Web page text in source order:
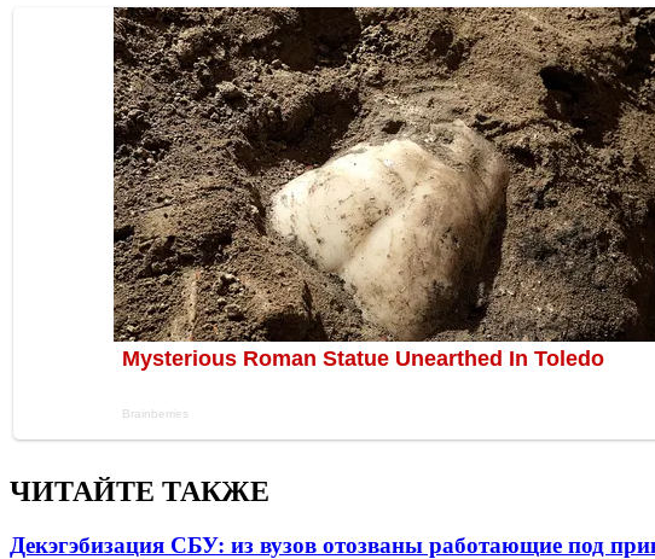
ЧИТАЙТЕ ТАКЖЕ
Декэгэбизация СБУ: из вузов отозваны работающие под